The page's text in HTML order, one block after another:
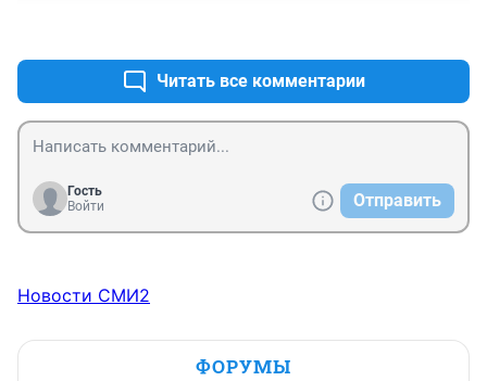
Читать все комментарии
Гость
Войти
Отправить
Новости СМИ2
ФОРУМЫ